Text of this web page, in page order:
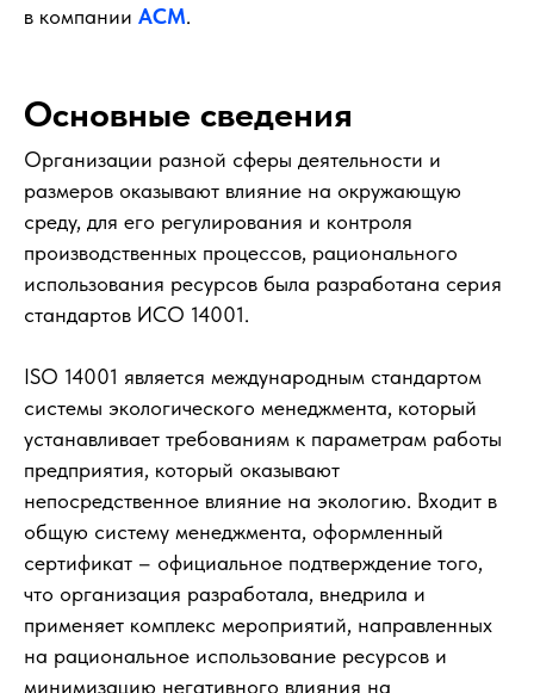
в компании АСМ.
Основные сведения
Организации разной сферы деятельности и
размеров оказывают влияние на окружающую
среду, для его регулирования и контроля
производственных процессов, рационального
использования ресурсов была разработана серия
стандартов ИСО 14001.
ISO 14001 является международным стандартом
системы экологического менеджмента, который
устанавливает требованиям к параметрам работы
предприятия, который оказывают
непосредственное влияние на экологию. Входит в
общую систему менеджмента, оформленный
сертификат – официальное подтверждение того,
что организация разработала, внедрила и
применяет комплекс мероприятий, направленных
на рациональное использование ресурсов и
минимизацию негативного влияния на